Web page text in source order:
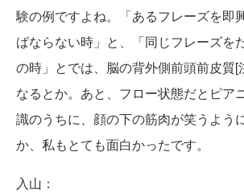
験の例ですよね。「あるフレーズを即
ばならない時」と、「同じフレーズを
の時」とでは、脳の背外側前頭前皮質[
なるとか。あと、フロー状態だとピア
識のうちに、顔の下の筋肉が笑うよう
か、私もとても面白かったです。
入山：